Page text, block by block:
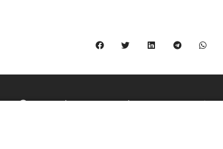
C/ Burgos 59, Baixos – 08014 Barcelona